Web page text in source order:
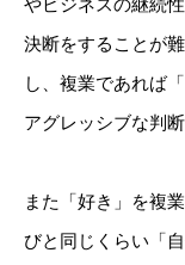
決断をすることが
し、複業であれば
アグレッシブな判
また「好き」を複
びと同じくらい「